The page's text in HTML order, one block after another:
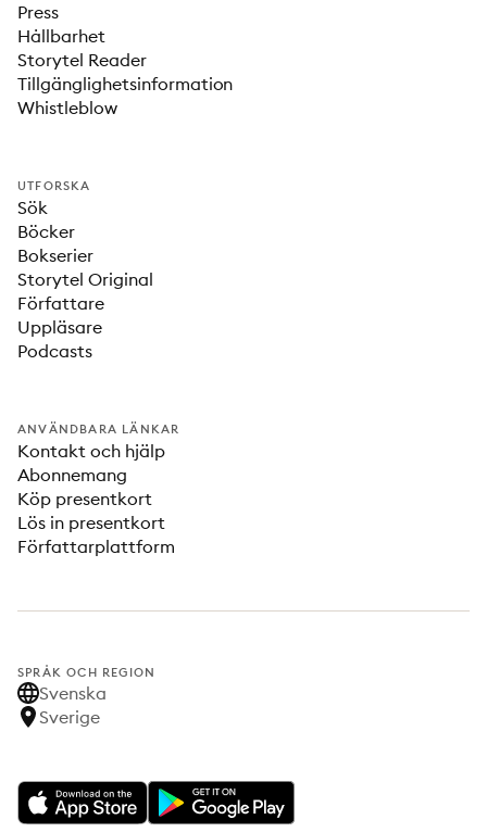
Press
Hållbarhet
Storytel Reader
Tillgänglighetsinformation
Whistleblow
UTFORSKA
Sök
Böcker
Bokserier
Storytel Original
Författare
Uppläsare
Podcasts
ANVÄNDBARA LÄNKAR
Kontakt och hjälp
Abonnemang
Köp presentkort
Lös in presentkort
Författarplattform
SPRÅK OCH REGION
Svenska
Sverige